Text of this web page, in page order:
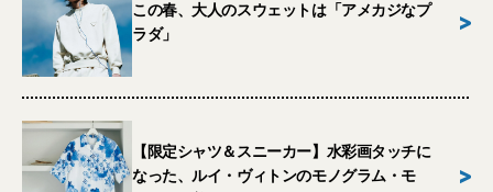
この春、大人のスウェットは「アメカジなプ
ラダ」
>
【限定シャツ＆スニーカー】水彩画タッチに
なった、ルイ・ヴィトンのモノグラム・モ
>